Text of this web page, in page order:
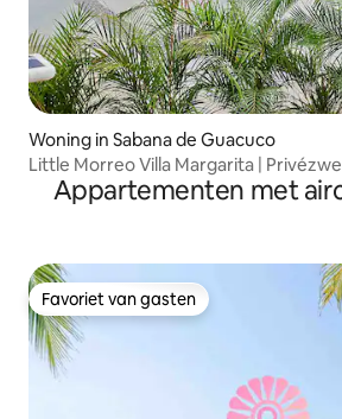
Woning in Sabana de Guacuco
Little Morreo Villa Margarita |
Appartementen met
Favoriet van gasten
Favoriet van gasten